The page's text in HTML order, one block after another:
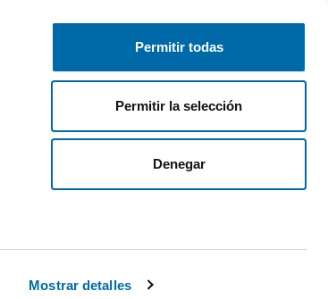
Mostrar detalles
Permitir todas
Permitir la selección
Denegar
Publica gratis Inicia sesión
960 36... Ver teléfono